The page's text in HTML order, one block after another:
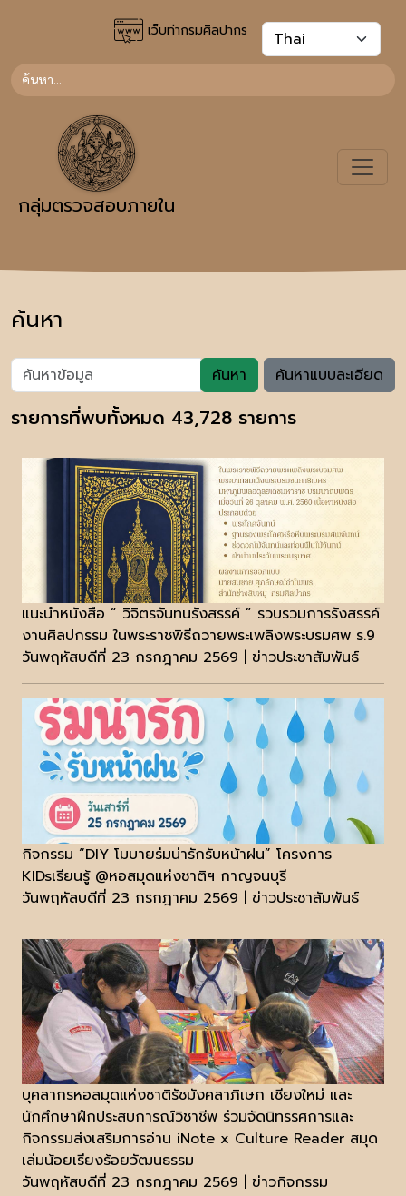
เว็บท่ากรมศิลปากร
กลุ่มตรวจสอบภายใน
ค้นหา
ค้นหา ค้นหาแบบละเอียด
รายการที่พบทั้งหมด 43,728 รายการ
แนะนำหนังสือ “ วิจิตรจันทนรังสรรค์ ” รวบรวมการรังสรรค์
งานศิลปกรรม ในพระราชพิธีถวายพระเพลิงพระบรมศพ ร.9
วันพฤหัสบดีที่ 23 กรกฎาคม 2569 | ข่าวประชาสัมพันธ์
กิจกรรม “DIY โมบายร่มน่ารักรับหน้าฝน” โครงการ
KIDsเรียนรู้ @หอสมุดแห่งชาติฯ กาญจนบุรี
วันพฤหัสบดีที่ 23 กรกฎาคม 2569 | ข่าวประชาสัมพันธ์
บุคลากรหอสมุดแห่งชาติรัชมังคลาภิเษก เชียงใหม่ และ
นักศึกษาฝึกประสบการณ์วิชาชีพ ร่วมจัดนิทรรศการและ
กิจกรรมส่งเสริมการอ่าน iNote x Culture Reader สมุด
เล่มน้อยเรียงร้อยวัฒนธรรม
วันพฤหัสบดีที่ 23 กรกฎาคม 2569 | ข่าวกิจกรรม